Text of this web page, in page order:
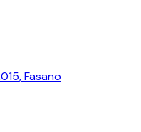
,Fasano